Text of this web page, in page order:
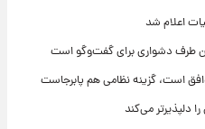
اعلام شد
طرف دشواری برای گفت‌وگو است
است، گزینه نظامی هم پابرجاست
دلپذیرتر می‌کند